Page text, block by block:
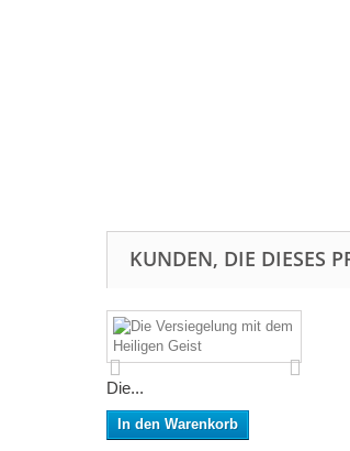
KUNDEN, DIE DIESES
Die...
In den Warenkorb